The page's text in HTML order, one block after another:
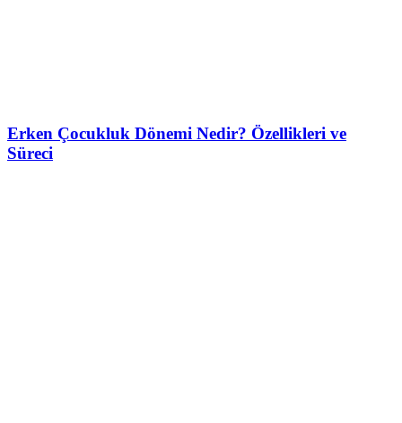
Erken Çocukluk Dönemi Nedir? Özellikleri ve
Süreci